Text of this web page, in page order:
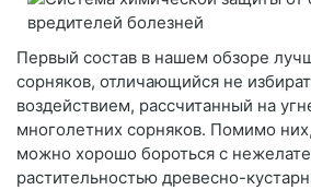
Первый состав в нашем обзоре
сорняков, отличающийся не
воздействием, рассчитанный на
многолетних сорняков. Помимо
можно хорошо бороться с
растительностью древесно-